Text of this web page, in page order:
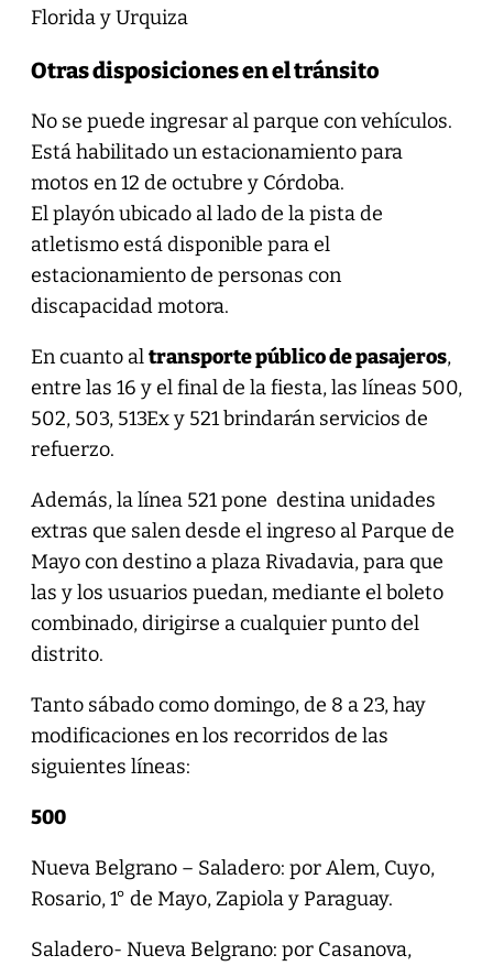
Florida y Urquiza
Otras disposiciones en el tránsito
No se puede ingresar al parque con vehículos.
Está habilitado un estacionamiento para
motos en 12 de octubre y Córdoba.
El playón ubicado al lado de la pista de
atletismo está disponible para el
estacionamiento de personas con
discapacidad motora.
En cuanto altransporte público de pasajeros,
entre las 16 y el final de la fiesta, las líneas 500,
502, 503, 513Ex y 521 brindarán servicios de
refuerzo.
Además, la línea 521 pone destina unidades
extras que salen desde el ingreso al Parque de
Mayo con destino a plaza Rivadavia, para que
las y los usuarios puedan, mediante el boleto
combinado, dirigirse a cualquier punto del
distrito.
Tanto sábado como domingo, de 8 a 23, hay
modificaciones en los recorridos de las
siguientes líneas:
500
Nueva Belgrano – Saladero: por Alem, Cuyo,
Rosario, 1° de Mayo, Zapiola y Paraguay.
Saladero- Nueva Belgrano: por Casanova,